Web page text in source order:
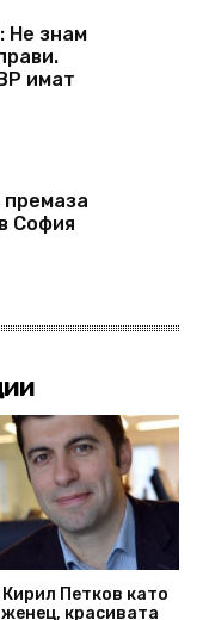
Не знам
имат
София
Кирил Петков като
красивата